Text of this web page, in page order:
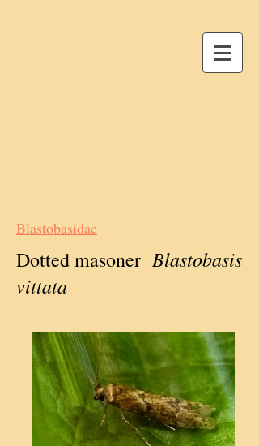
Blastobasidae
Dotted masoner Blastobasis
vittata